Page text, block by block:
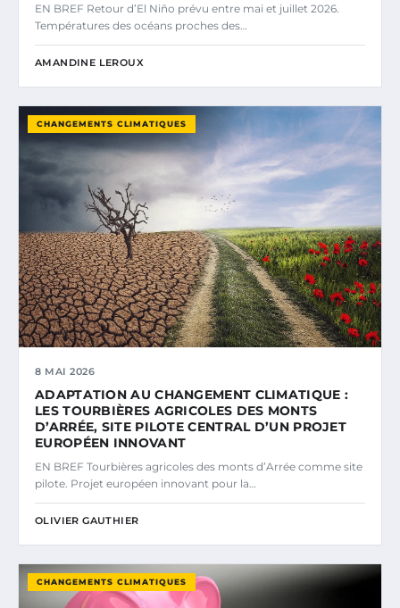
EN BREF Retour d’El Niño prévu entre mai et juillet 2026.
Températures des océans proches des…
AMANDINE LEROUX
CHANGEMENTS CLIMATIQUES
8 MAI 2026
ADAPTATION AU CHANGEMENT CLIMATIQUE :
LES TOURBIÈRES AGRICOLES DES MONTS
D’ARRÉE, SITE PILOTE CENTRAL D’UN PROJET
EUROPÉEN INNOVANT
EN BREF Tourbières agricoles des monts d’Arrée comme site
pilote. Projet européen innovant pour la…
OLIVIER GAUTHIER
CHANGEMENTS CLIMATIQUES